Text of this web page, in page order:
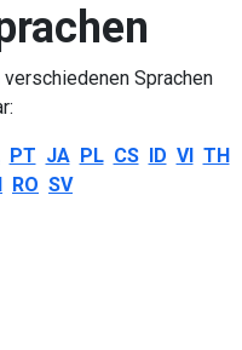
Sprachen
PT JA PL CS ID VI TH
RO SV